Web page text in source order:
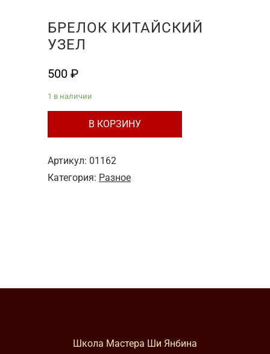
БРЕЛОК КИТАЙСКИЙ
УЗЕЛ
500 ₽
1 в наличии
Количество
товара
китайский
В КОРЗИНУ
Артикул: 01162
Категория: Разное
Школа Мастера Ши Янбина